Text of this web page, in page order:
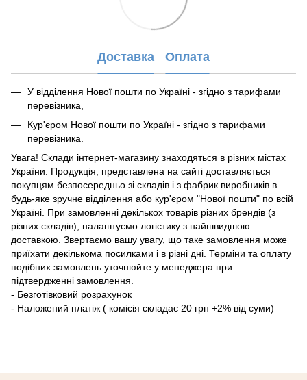
Доставка Оплата
У відділення Нової пошти по Україні - згідно з тарифами
перевізника,
Кур'єром Нової пошти по Україні - згідно з тарифами
перевізника.
Увага! Склади інтернет-магазину знаходяться в різних містах
України. Продукція, представлена ​​на сайті доставляється
покупцям безпосередньо зі складів і з фабрик виробників в
будь-яке зручне відділення або кур'єром "Нової пошти" по всій
Україні. При замовленні декількох товарів різних брендів (з
різних складів), налаштуємо логістику з найшвидшою
доставкою. Звертаємо вашу увагу, що таке замовлення може
приїхати декількома посилками і в різні дні. Терміни та оплату
подібних замовлень уточнюйте у менеджера при
підтвердженні замовлення.
- Безготівковий розрахунок
- Наложений платіж ( комісія складає 20 грн +2% від суми)